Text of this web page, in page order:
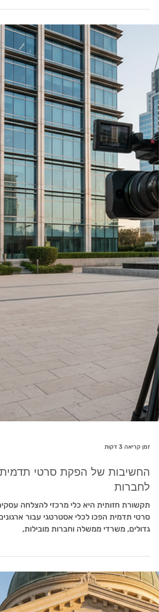
זמן קריאה 3 דקות
טיפים לצילום סרט תדמית
כשמדובר בהפקת וידאו מקצועית, במיוחד סרט
תדמית, חשוב לזכור שהצלחת הסרט תלויה
בשילוב של תכנון מוקפד, ציוד מתאים,
לאורך 25 שנות הניסיון שלנו ב-ELP (אלי לוי
הפקות), למדנו שהפקת סרט איכותי היא לא
עניין טכני, חשוב לדעת לספר סיפור, הסיפור
המותג שלכם, של השירות שאתם נותנים, מי
מה ההישגים ומי הדמויות שידעו לספר את
שלכם הכי נכון. אנחנו שותפים לדרך שלכם,
מלווים אתכם בכל שלב, ומציעים פתרונות
מותאמים אישית לכל צורך תקשורתי. נלווה
משלב התחקיר, דרך כל שלבי ה
החשיבות של הפקת סרטי תדמית
לחברות